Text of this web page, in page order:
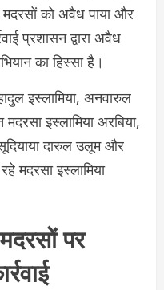
मदरसों को अवैध पाया और
प्रशासन द्वारा अवैध
का हिस्सा है।
इस्लामिया, अनवारुल
इस्लामिया अरबिया,
दारुल उलूम और
मदरसा इस्लामिया
पर